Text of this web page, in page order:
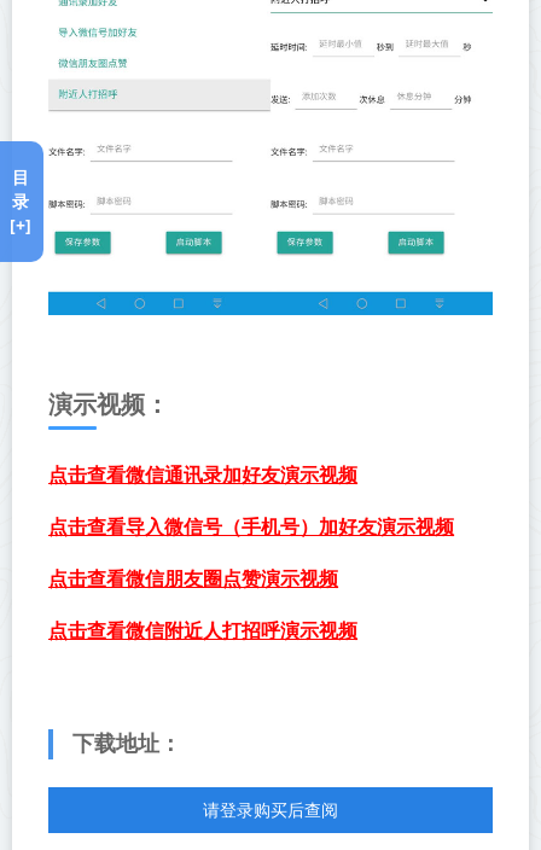
演示视频：
点击查看微信通讯录加好友演示视频
点击查看导入微信号（手机号）加好友演示视频
点击查看微信朋友圈点赞演示视频
点击查看微信附近人打招呼演示视频
下载地址：
请登录购买后查阅
目
录
[+]